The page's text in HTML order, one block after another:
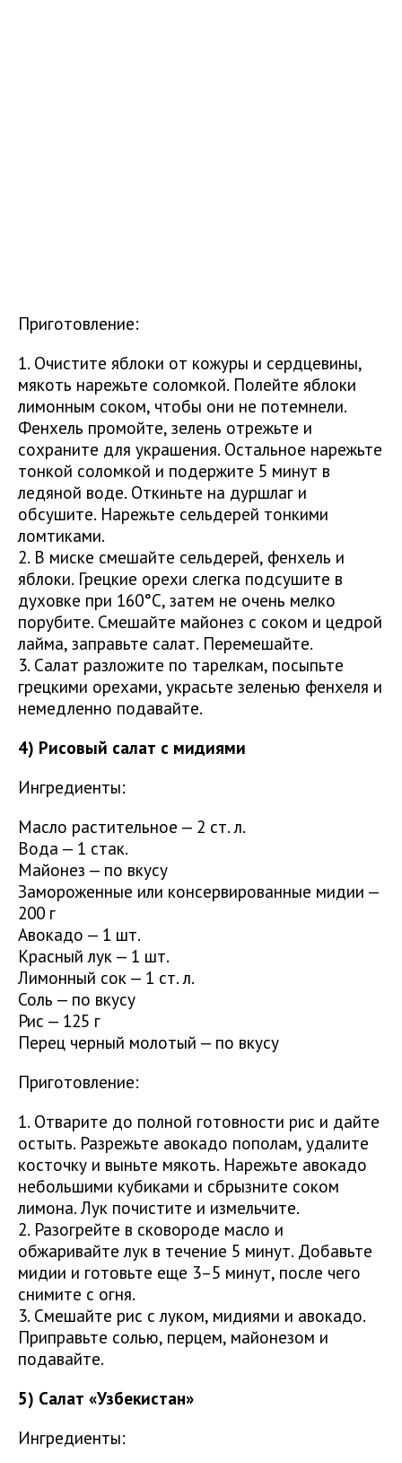
Приготовление:
1. Очистите яблоки от кожуры и сердцевины,
мякоть нарежьте соломкой. Полейте яблоки
лимонным соком, чтобы они не потемнели.
Фенхель промойте, зелень отрежьте и
сохраните для украшения. Остальное нарежьте
тонкой соломкой и подержите 5 минут в
ледяной воде. Откиньте на дуршлаг и
обсушите. Нарежьте сельдерей тонкими
ломтиками.
2. В миске смешайте сельдерей, фенхель и
яблоки. Грецкие орехи слегка подсушите в
духовке при 160°C, затем не очень мелко
порубите. Смешайте майонез с соком и цедрой
лайма, заправьте салат. Перемешайте.
3. Салат разложите по тарелкам, посыпьте
грецкими орехами, украсьте зеленью фенхеля и
немедленно подавайте.
4) Рисовый салат с мидиями
Ингредиенты:
Масло растительное — 2 ст. л.
Вода — 1 стак.
Майонез — по вкусу
Замороженные или консервированные мидии —
200 г
Авокадо — 1 шт.
Красный лук — 1 шт.
Лимонный сок — 1 ст. л.
Соль — по вкусу
Рис — 125 г
Перец черный молотый — по вкусу
Приготовление:
1. Отварите до полной готовности рис и дайте
остыть. Разрежьте авокадо пополам, удалите
косточку и выньте мякоть. Нарежьте авокадо
небольшими кубиками и сбрызните соком
лимона. Лук почистите и измельчите.
2. Разогрейте в сковороде масло и
обжаривайте лук в течение 5 минут. Добавьте
мидии и готовьте еще 3–5 минут, после чего
снимите с огня.
3. Смешайте рис с луком, мидиями и авокадо.
Приправьте солью, перцем, майонезом и
подавайте.
5) Салат «Узбекистан»
Ингредиенты: